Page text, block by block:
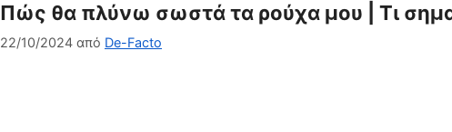
Πώς θα πλύνω σωστά τα ρούχα μου | Τι
22/10/2024 από De-Facto